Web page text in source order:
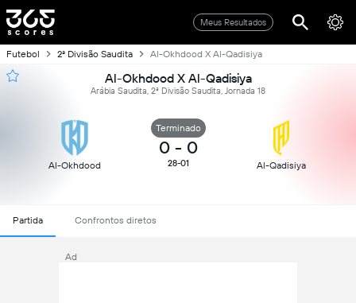
Meus Resultados
Futebol 2ª Divisão Saudita Al-Okhdood X Al-Qadisiya
Al-Okhdood X Al-Qadisiya
Arábia Saudita, 2ª Divisão Saudita, Jornada 18
Al-Okhdood
Terminado
0 - 0
28-01 Al-Qadisiya
Partida Confrontos diretos
Ad